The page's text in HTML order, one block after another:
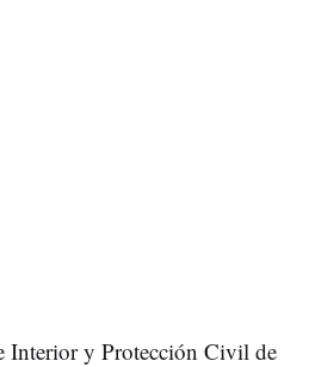
Interior y Protección Civil de